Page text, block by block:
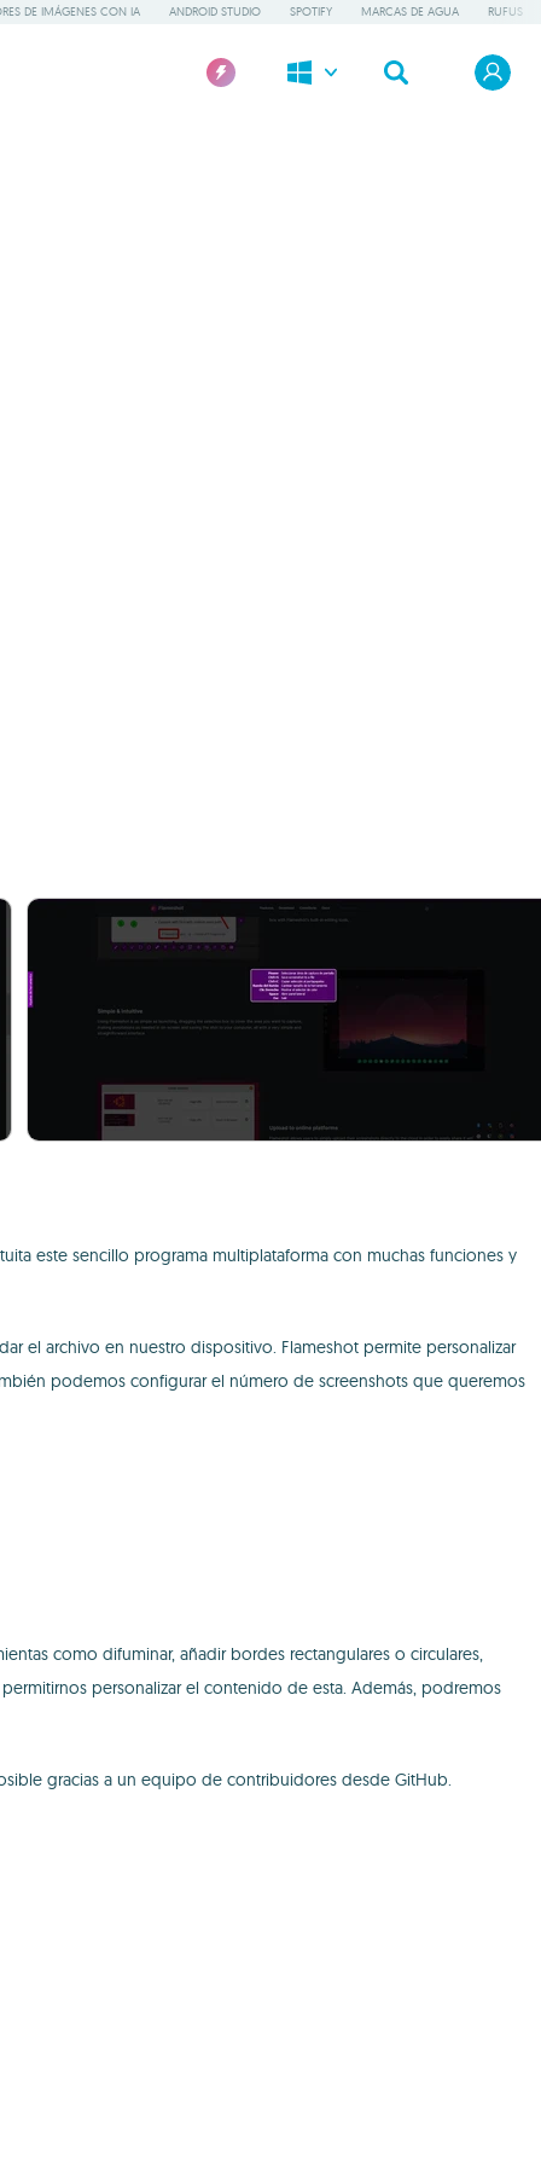
DE IMÁGENES CON IA ANDROID STUDIO SPOTIFY MARCAS DE AGUA RUFUS
este sencillo programa multiplataforma con muchas funciones y
el archivo en nuestro dispositivo. Flameshot permite personalizar
podemos configurar el número de screenshots que queremos
como difuminar, añadir bordes rectangulares o circulares,
personalizar el contenido de esta. Además, podremos
gracias a un equipo de contribuidores desde GitHub.